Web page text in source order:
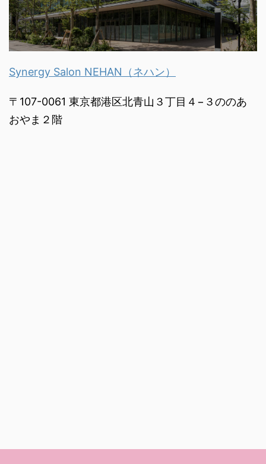
Synergy Salon NEHAN（ネハン）
〒107-0061 東京都港区北青山３丁目４−３ののあ
おやま２階